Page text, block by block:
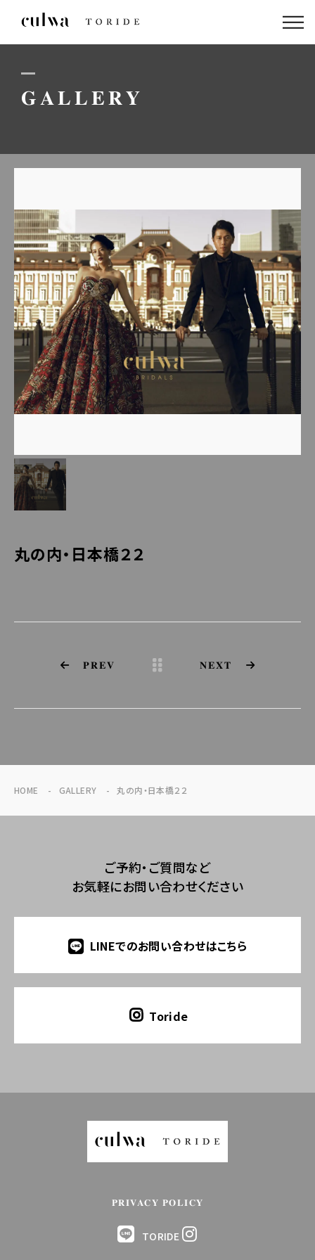
GALLERY
丸の内・日本橋２２
PREV NEXT
HOME GALLERY 丸の内・日本橋２２
ご予約・ご質問など
お気軽にお問い合わせください
LINEでのお問い合わせはこちら
Toride
PRIVACY POLICY
TORIDE
ABOUT US
PACKAGE
STAFF
GALLERY
BLOG
LINEでのお問い合わせはこちら